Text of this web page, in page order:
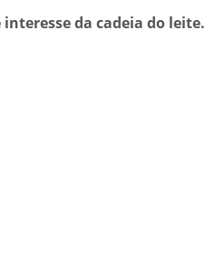
da cadeia do leite.